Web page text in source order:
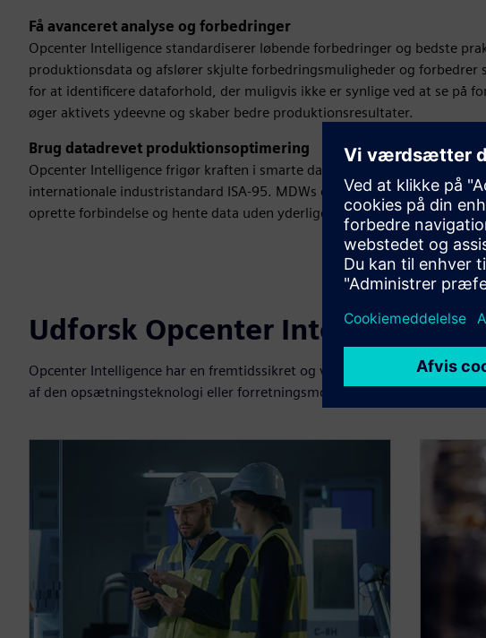
Få avanceret analyse og forbedringer
Opcenter Intelligence standardiserer løbende forbedringer og bedste
produktionsdata og afslører skjulte forbedringsmuligheder og forbedrer
for at identificere dataforhold, der muligvis ikke er synlige ved at se på
øger aktivets ydeevne og skaber bedre produktionsresultater.
Brug datadrevet produktionsoptimering
Opcenter Intelligence frigør kraften i smarte data gennem sit
internationale industristandard ISA-95. MDWs domænedrevne
oprette forbindelse og hente data uden yderligere viden om
Udforsk Opcenter Intelligence-
Opcenter Intelligence har en fremtidssikret og veludtænkt teknologisk
af den opsætningsteknologi eller forretningsmodel, du vælger.